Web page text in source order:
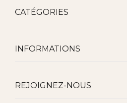
CATÉGORIES
INFORMATIONS
REJOIGNEZ-NOUS